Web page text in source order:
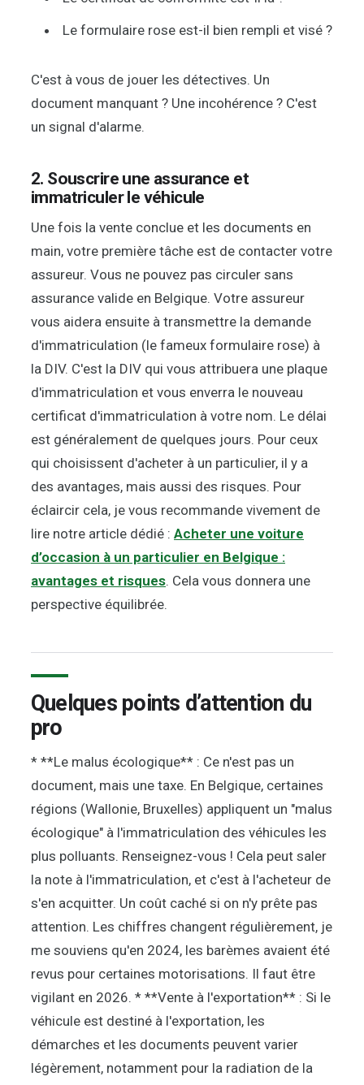
Le formulaire rose est-il bien rempli et visé ?
C'est à vous de jouer les détectives. Un
document manquant ? Une incohérence ? C'est
un signal d'alarme.
2. Souscrire une assurance et
immatriculer le véhicule
Une fois la vente conclue et les documents en
main, votre première tâche est de contacter votre
assureur. Vous ne pouvez pas circuler sans
assurance valide en Belgique. Votre assureur
vous aidera ensuite à transmettre la demande
d'immatriculation (le fameux formulaire rose) à
la DIV. C'est la DIV qui vous attribuera une plaque
d'immatriculation et vous enverra le nouveau
certificat d'immatriculation à votre nom. Le délai
est généralement de quelques jours. Pour ceux
qui choisissent d'acheter à un particulier, il y a
des avantages, mais aussi des risques. Pour
éclaircir cela, je vous recommande vivement de
lire notre article dédié : Acheter une voiture
d’occasion à un particulier en Belgique :
avantages et risques. Cela vous donnera une
perspective équilibrée.
Quelques points d’attention du
pro
* **Le malus écologique** : Ce n'est pas un
document, mais une taxe. En Belgique, certaines
régions (Wallonie, Bruxelles) appliquent un "malus
écologique" à l'immatriculation des véhicules les
plus polluants. Renseignez-vous ! Cela peut saler
la note à l'immatriculation, et c'est à l'acheteur de
s'en acquitter. Un coût caché si on n'y prête pas
attention. Les chiffres changent régulièrement, je
me souviens qu'en 2024, les barèmes avaient été
revus pour certaines motorisations. Il faut être
vigilant en 2026. * **Vente à l'exportation** : Si le
véhicule est destiné à l'exportation, les
démarches et les documents peuvent varier
légèrement, notamment pour la radiation de la